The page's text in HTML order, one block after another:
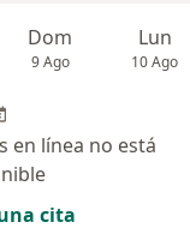
Dom
9 Ago
Lun
10 Ago
en línea no está
cita